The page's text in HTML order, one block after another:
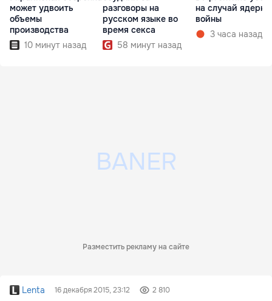
может удвоить
объемы
производства
10 минут назад
разговоры на
русском языке во
время секса
58 минут назад
на случай
войны
3 часа назад
Разместить рекламу на сайте
Lenta 16 декабря 2015, 23:12 2 810